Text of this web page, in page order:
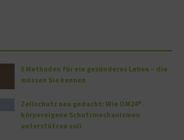
5 Methoden für ein gesünderes Leben – die
müssen Sie kennen
Zellschutz neu gedacht: Wie OM24®
körpereigene Schutzmechanismen
unterstützen soll